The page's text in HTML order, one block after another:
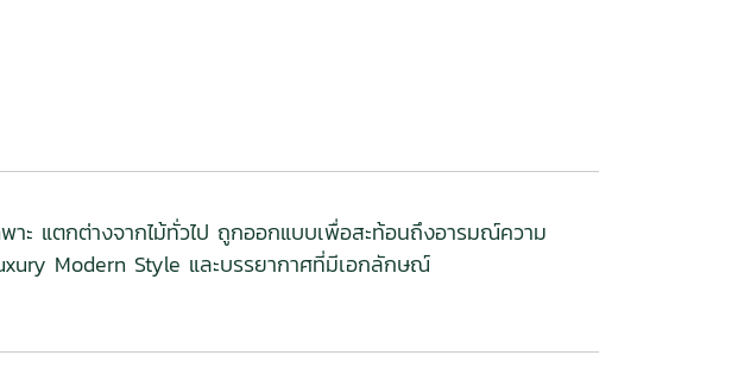
แตกต่างจากไม้ทั่วไป ถูกออกแบบเพื่อสะท้อนถึงอารมณ์ความ
Modern Style และบรรยากาศที่มีเอกลักษณ์